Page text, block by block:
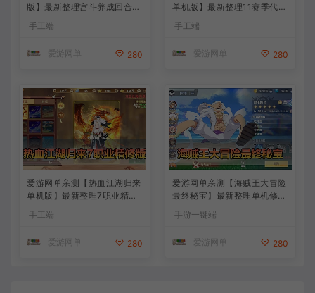
版】最新整理宫斗养成回合抽
一键端视频教学+linux手工外
手工端
爱游网单 280
单机版】最新整理11赛季代金
模拟器手游 解压一键端 视频
手工端
爱游网单 280
爱游网单亲测【热血江湖归来
单机版】最新整理7职业精修
多项修复 带网页GM物品后台
代金券内购 虚拟机一键端视
手工端
爱游网单 280
爱游网单亲测【海贼王大冒险
最终秘宝】最新整理单机修复
版 带网页GM充值物品后台
回合制抽卡模拟器手游 虚拟
本教学
手游一键端
爱游网单 280